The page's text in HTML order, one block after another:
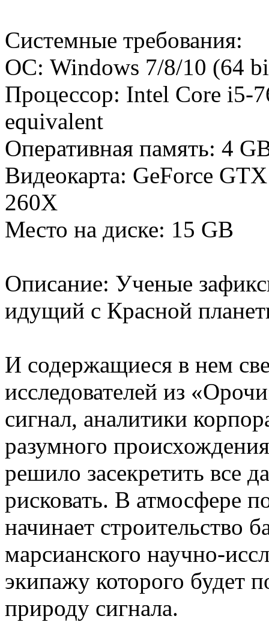
Системные требования:
ОС: Windows 7/8/10 (64
Процессор: Intel Core i5-
equivalent
Оперативная память: 4
Видеокарта: GeForce
260X
Место на диске: 15 GB
Описание: Ученые
идущий с Красной
И содержащиеся в нем
исследователей из
сигнал, аналитики
разумного
решило засекретить все
рисковать. В атмосфере
начинает строительство
марсианского научно-
экипажу которого будет
природу сигнала.